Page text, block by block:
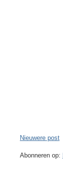
Nieuwere post
Abonneren op: